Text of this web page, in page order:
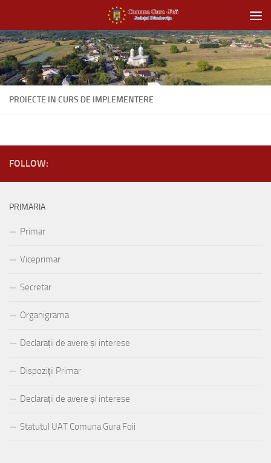
PROIECTE IN CURS DE IMPLEMENTERE
FOLLOW:
PRIMARIA
Primar
Viceprimar
Secretar
Organigrama
Declarații de avere și interese
Dispoziţii Primar
Declarații de avere și interese
Statutul UAT Comuna Gura Foii